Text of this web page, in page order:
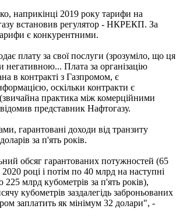
наприкінці 2019 року тарифи на
встановив регулятор - НКРЕКП. За
є конкурентними.
плату за свої послуги (зрозуміло, що ця
негативною... Плата за організацію
в контракті з Газпромом, є
оскільки контракти є
практика між комерційними
представник Нафтогазу.
гарантовані доходи від транзиту
за п'ять років.
обсяг гарантованих потужностей (65
році і потім по 40 млрд на наступні
225 млрд кубометрів за п'ять років),
кубометрів заздалегідь заброньованих
заплатить як мінімум 32 долари", -